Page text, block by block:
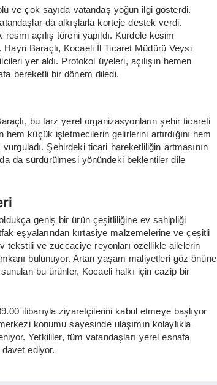
ve çok sayıda vatandaş yoğun ilgi gösterdi.
da alkışlarla korteje destek verdi.
açılış töreni yapıldı. Kurdele kesim
Baraçlı, Kocaeli İl Ticaret Müdürü Veysi
yer aldı. Protokol üyeleri, açılışın hemen
bereketli bir dönem diledi.
bu tarz yerel organizasyonların şehir ticareti
küçük işletmecilerin gelirlerini artırdığını hem
Şehirdeki ticari hareketliliğin artmasının
da sürdürülmesi yönündeki beklentiler dile
geniş bir ürün çeşitliliğine ev sahipliği
eşyalarından kırtasiye malzemelerine ve çeşitli
tekstili ve züccaciye reyonları özellikle ailelerin
bulunuyor. Artan yaşam maliyetleri göz önüne
bu ürünler, Kocaeli halkı için cazip bir
itibarıyla ziyaretçilerini kabul etmeye başlıyor
konumu sayesinde ulaşımın kolaylıkla
Yetkililer, tüm vatandaşları yerel esnafa
ediyor.